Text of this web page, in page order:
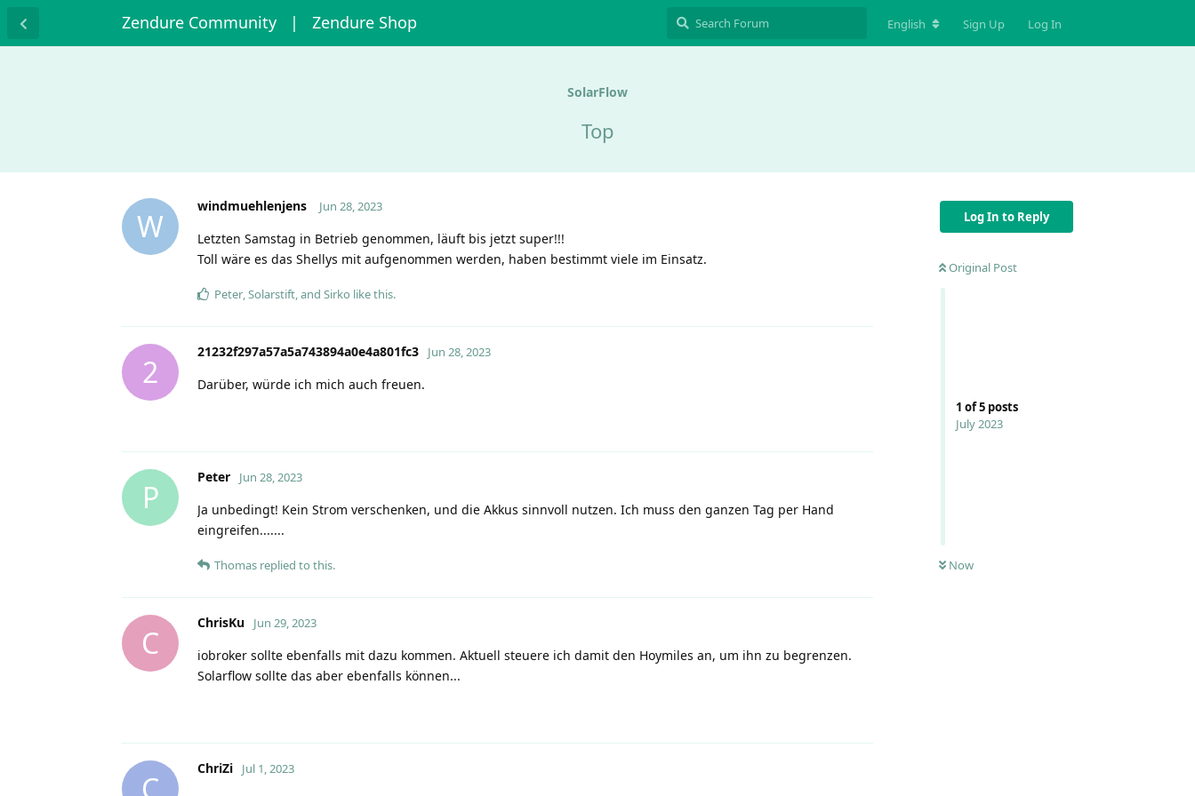
Zendure Community | Zendure Shop English Sign Up Log In
SolarFlow
Top
Log In to Reply
Original Post
1 of5 posts
July 2023
Now
W
windmuehlenjens Jun 28, 2023
Letzten Samstag in Betrieb genommen, läuft bis jetzt super!!!
Toll wäre es das Shellys mit aufgenommen werden, haben bestimmt viele im Einsatz.
Peter,Solarstift, and Sirko like this.
2
21232f297a57a5a743894a0e4a801fc3 Jun 28, 2023
Darüber, würde ich mich auch freuen.
P
Peter Jun 28, 2023
Ja unbedingt! Kein Strom verschenken, und die Akkus sinnvoll nutzen. Ich muss den ganzen Tag per Hand
eingreifen.......
Thomas replied to this.
C
ChrisKu Jun 29, 2023
iobroker sollte ebenfalls mit dazu kommen. Aktuell steuere ich damit den Hoymiles an, um ihn zu begrenzen.
Solarflow sollte das aber ebenfalls können...
ChriZi Jul 1, 2023